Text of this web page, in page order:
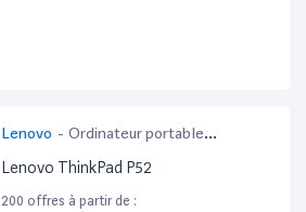
Lenovo - Ordinateur portable
bureautique
Lenovo ThinkPad P52
200 offres à partir de :